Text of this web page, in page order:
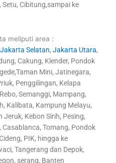
Setu, Cibitung,sampai ke
meliputi area :
Jakarta Selatan,Jakarta Utara,
Cakung, Klender, Pondok
Mini, Jatinegara,
Penggilingan, Kelapa
Semanggi, Mampang,
Kalibata, Kampung Melayu,
Jeruk, Kebon Sirih, Pesing,
Casablanca, Tomang, Pondok
PIK, hingga ke
Tangerang dan Depok,
serang, Banten